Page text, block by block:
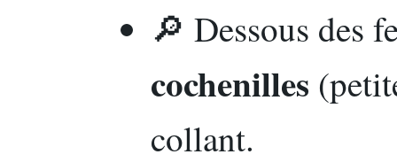
🔎 Dessous des
cochenilles
collant.